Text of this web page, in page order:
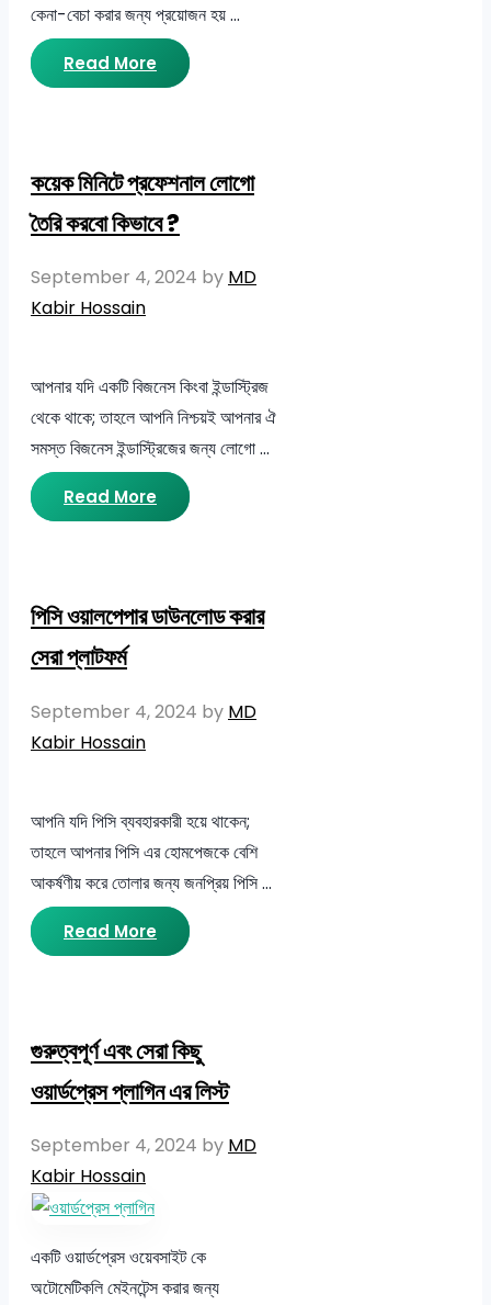
কেনা-বেচা করার জন্য প্রয়োজন হয় …
Read More
কয়েক মিনিটে প্রফেশনাল লোগো
তৈরি করবো কিভাবে ?
September 4, 2024 by MD
Kabir Hossain
আপনার যদি একটি বিজনেস কিংবা ইন্ডাস্ট্রিজ
থেকে থাকে; তাহলে আপনি নিশ্চয়ই আপনার ঐ
সমস্ত বিজনেস ইন্ডাস্ট্রিজের জন্য লোগো …
Read More
পিসি ওয়ালপেপার ডাউনলোড করার
সেরা প্লাটফর্ম
September 4, 2024 by MD
Kabir Hossain
আপনি যদি পিসি ব্যবহারকারী হয়ে থাকেন;
তাহলে আপনার পিসি এর হোমপেজকে বেশি
আকর্ষণীয় করে তোলার জন্য জনপ্রিয় পিসি …
Read More
গুরুত্বপূর্ণ এবং সেরা কিছু
ওয়ার্ডপ্রেস প্লাগিন এর লিস্ট
September 4, 2024 by MD
Kabir Hossain
একটি ওয়ার্ডপ্রেস ওয়েবসাইট কে
অটোমেটিকলি মেইনটেন্স করার জন্য